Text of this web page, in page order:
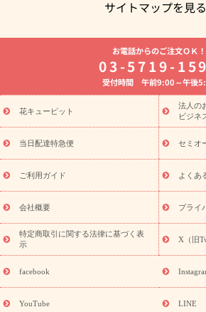
サイトマップを見
よく贈られる花
お祝いの花特集
誕
8月の誕生花(トルコキキョウ)
開店・開
お供え・お悔やみ お供え・お
通夜・葬儀に贈る花
ーブドフラワー
季節のイベント
ひま
特集
お盆 花（新盆・初盆） 季節のイ
盆・初盆）
お盆 花（新盆・初盆）
お
フト
お盆・お供え プリザーブドフラワー
レゼント特集
夏の花贈り・お中元・暑
敬老の日におくる花ギフト・プレゼント
花ギフト・プレゼント特集
敬老の日 花
老の日 花鉢植えのギフト・プレゼント特集
フト・プレゼント特集
敬老の日の花 全
ペーン
映画『ウォーターガーディアンズ
「きょう誕生日なんです」キャンペーン
誕生日フラワーギフト 誕生日フラワーギ
(トルコキキョウ)
9月の誕生花(リンドウ)
お電話からのご注文ＯＫ！
03-5719-
受付時間 午前9:00～午後
花キューピット
法人の
ビジネ
当日配達特急便 セミオ
ご利用ガイド よくあ
会社概要 プライ
特定商取引に関する法律に基づく表
示
X（旧
facebook
YouTube LINE